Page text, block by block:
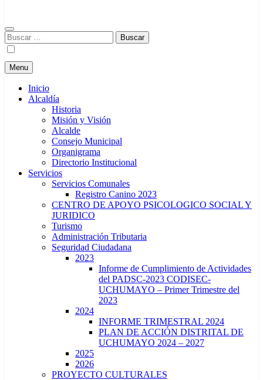
Buscar:
Menu
Inicio
Alcaldía
Historia
Misión y Visión
Alcalde
Consejo Municipal
Organigrama
Directorio Institucional
Servicios
Servicios Comunales
Registro Canino 2023
CENTRO DE APOYO PSICOLOGICO SOCIAL Y
JURIDICO
Turismo
Administración Tributaria
Seguridad Ciudadana
2023
Informe de Cumplimiento de Actividades
del PADSC-2023 CODISEC-
UCHUMAYO – Primer Trimestre del
2023
2024
INFORME TRIMESTRAL 2024
PLAN DE ACCIÓN DISTRITAL DE
UCHUMAYO 2024 – 2027
2025
2026
PROYECTO CULTURALES